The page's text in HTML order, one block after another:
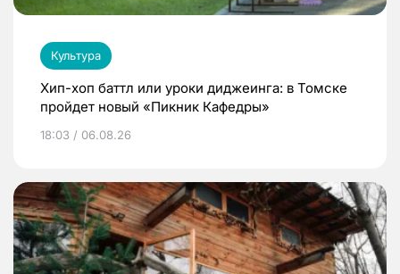
Культура
Хип-хоп баттл или уроки диджеинга: в Томске
пройдет новый «Пикник Кафедры»
18:03 / 06.08.26